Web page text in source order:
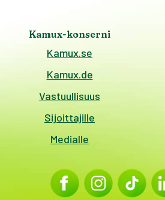
Kamux-konserni
Kamux.se
Kamux.de
Vastuullisuus
Sijoittajille
Medialle